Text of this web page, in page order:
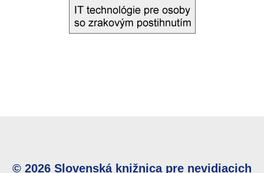
© 2026 Slovenská knižnica pre nevidiacich